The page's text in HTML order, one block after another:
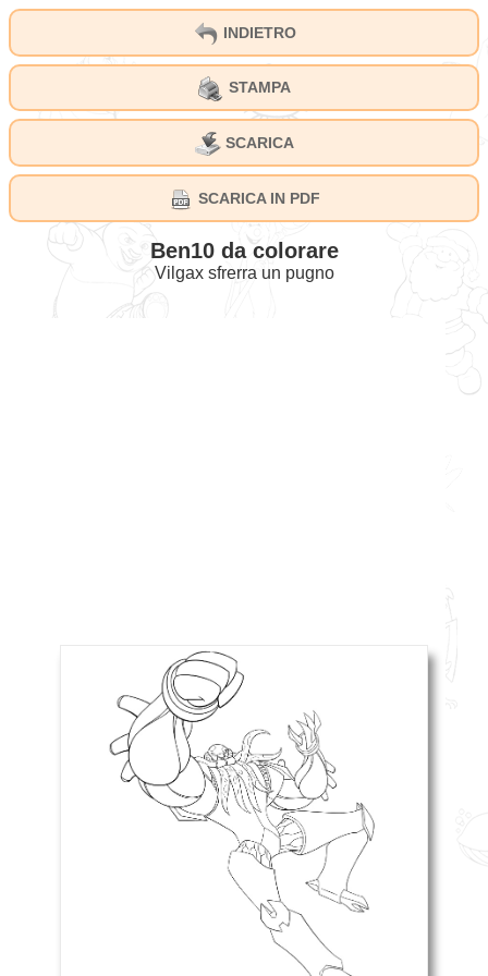
INDIETRO
STAMPA
SCARICA
SCARICA IN PDF
Ben10 da colorare
Vilgax sfrerra un pugno